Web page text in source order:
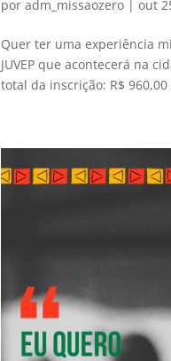
poradm_missaozero |out
Quer ter uma experiência
JUVEP que acontecerá na
total da inscrição: R$ 960,00